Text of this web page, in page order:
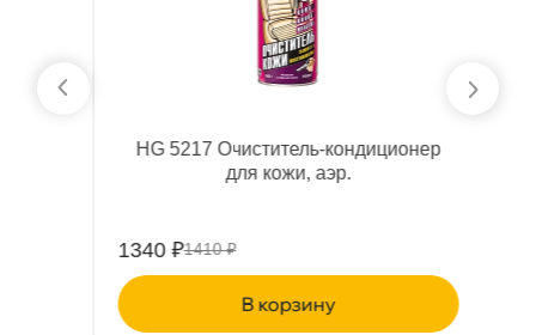
HG 5217 Очиститель-кондиционер
для кожи, аэр.
1340 ₽1410 ₽
корзину